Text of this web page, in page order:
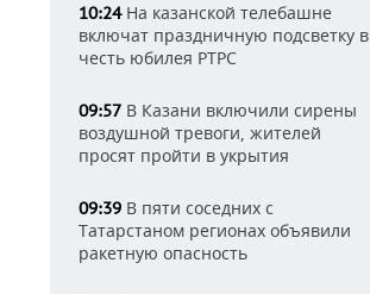
10:24На казанской телебашне
включат праздничную подсветку в
честь юбилея РТРС
09:57 В Казани включили сирены
воздушной тревоги, жителей
просят пройти в укрытия
09:39 В пяти соседних с
Татарстаном регионах объявили
ракетную опасность